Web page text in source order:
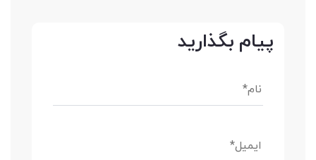
پیام بگذارید